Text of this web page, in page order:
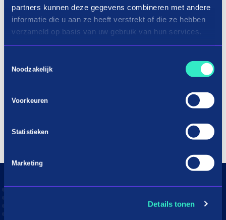
partners kunnen deze gegevens combineren met andere
informatie die u aan ze heeft verstrekt of die ze hebben
verzameld op basis van uw gebruik van hun services.
Noodzakelijk
Voorkeuren
Statistieken
Marketing
Details tonen